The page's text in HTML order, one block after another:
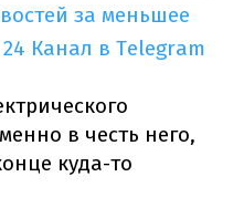
за меньшее
Канал в Telegram
в честь него,
куда-то